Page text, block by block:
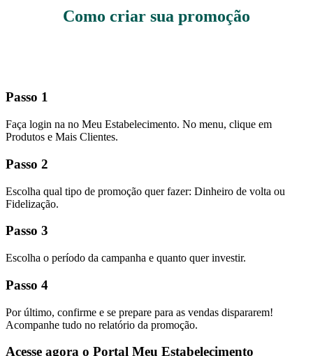
Como criar sua promoção
Passo 1
Faça login na no Meu Estabelecimento. No menu, clique em
Produtos e Mais Clientes.
Passo 2
Escolha qual tipo de promoção quer fazer: Dinheiro de volta ou
Fidelização.
Passo 3
Escolha o período da campanha e quanto quer investir.
Passo 4
Por último, confirme e se prepare para as vendas dispararem!
Acompanhe tudo no relatório da promoção.
Acesse agora o Portal Meu Estabelecimento